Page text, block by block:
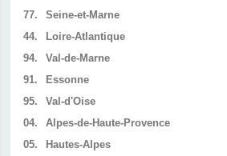
77.
Seine-et-Marne
44.
Loire-Atlantique
94.
Val-de-Marne
91.
Essonne
95.
Val-d'Oise
04.
Alpes-de-Haute-Provence
05.
Hautes-Alpes